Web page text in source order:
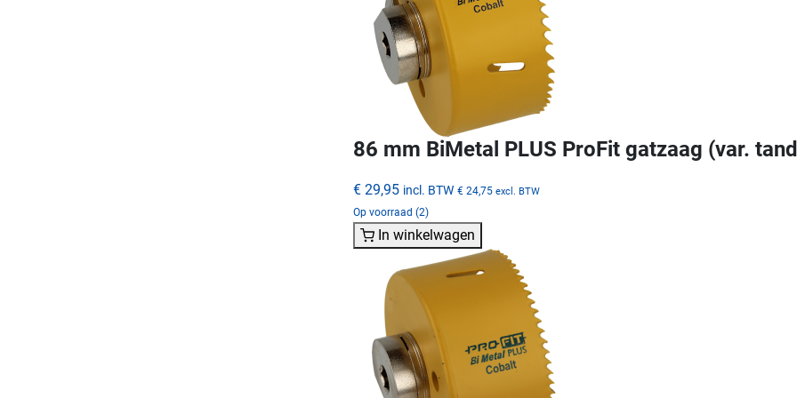
86 mm BiMetal PLUS ProFit gatzaag (var.
€ 29,95 incl. BTW € 24,75 excl. BTW
Op voorraad (2)
In winkelwagen